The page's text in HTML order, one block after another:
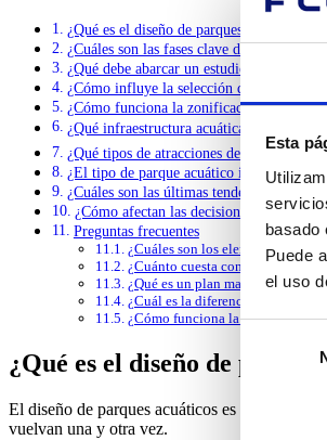
Esta
basado
Puede
el uso
Selección
de
¿Qué es el diseño de parques acuáticos y
¿Cuáles son las fases clave del diseño de
¿Qué debe abarcar un estudio de
¿Cómo influye la selección del
¿Cómo funciona la zonificación de
¿Qué infraestructura acuática debe
¿Qué tipos de atracciones definen un
¿El tipo de parque acuático influye en su
¿Cuáles son las últimas tendencias que
¿Cómo afectan las decisiones de diseño
Preguntas frecuentes
¿Cuáles son los elementos clave
¿Cuánto cuesta construir un
¿Qué es un plan maestro para un
¿Cuál es la diferencia entre el
¿Cómo funciona la filtración del
¿Qué es el diseño de
El diseño de parques acuáticos es el proceso
vuelvan una y otra vez.